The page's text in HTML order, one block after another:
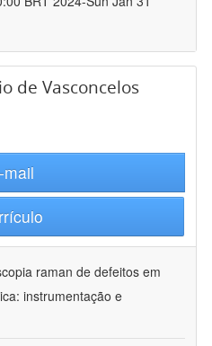
de Vasconcelos
mail
raman de defeitos em
instrumentação e